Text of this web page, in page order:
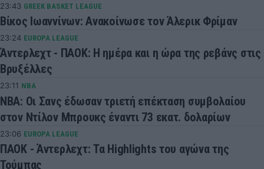
23:43 GREEK BASKET LEAGUE
Βίκος Ιωαννίνων: Ανακοίνωσε τον Άλερικ Φρίμαν
23:24 EUROPA LEAGUE
Άντερλεχτ - ΠΑΟΚ: Η ημέρα και η ώρα της ρεβάνς στις
Βρυξέλλες
23:11 NBA
ΝΒΑ: Οι Σανς έδωσαν τριετή επέκταση συμβολαίου
στον Ντίλον Μπρουκς έναντι 73 εκατ. δολαρίων
23:06 EUROPA LEAGUE
ΠΑΟΚ - Άντερλεχτ: Τα Highlights του αγώνα της
Τούμπας